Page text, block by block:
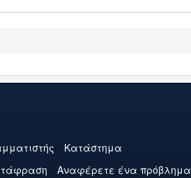
Κατάστημα
Αναφέρετε ένα πρόβλημα